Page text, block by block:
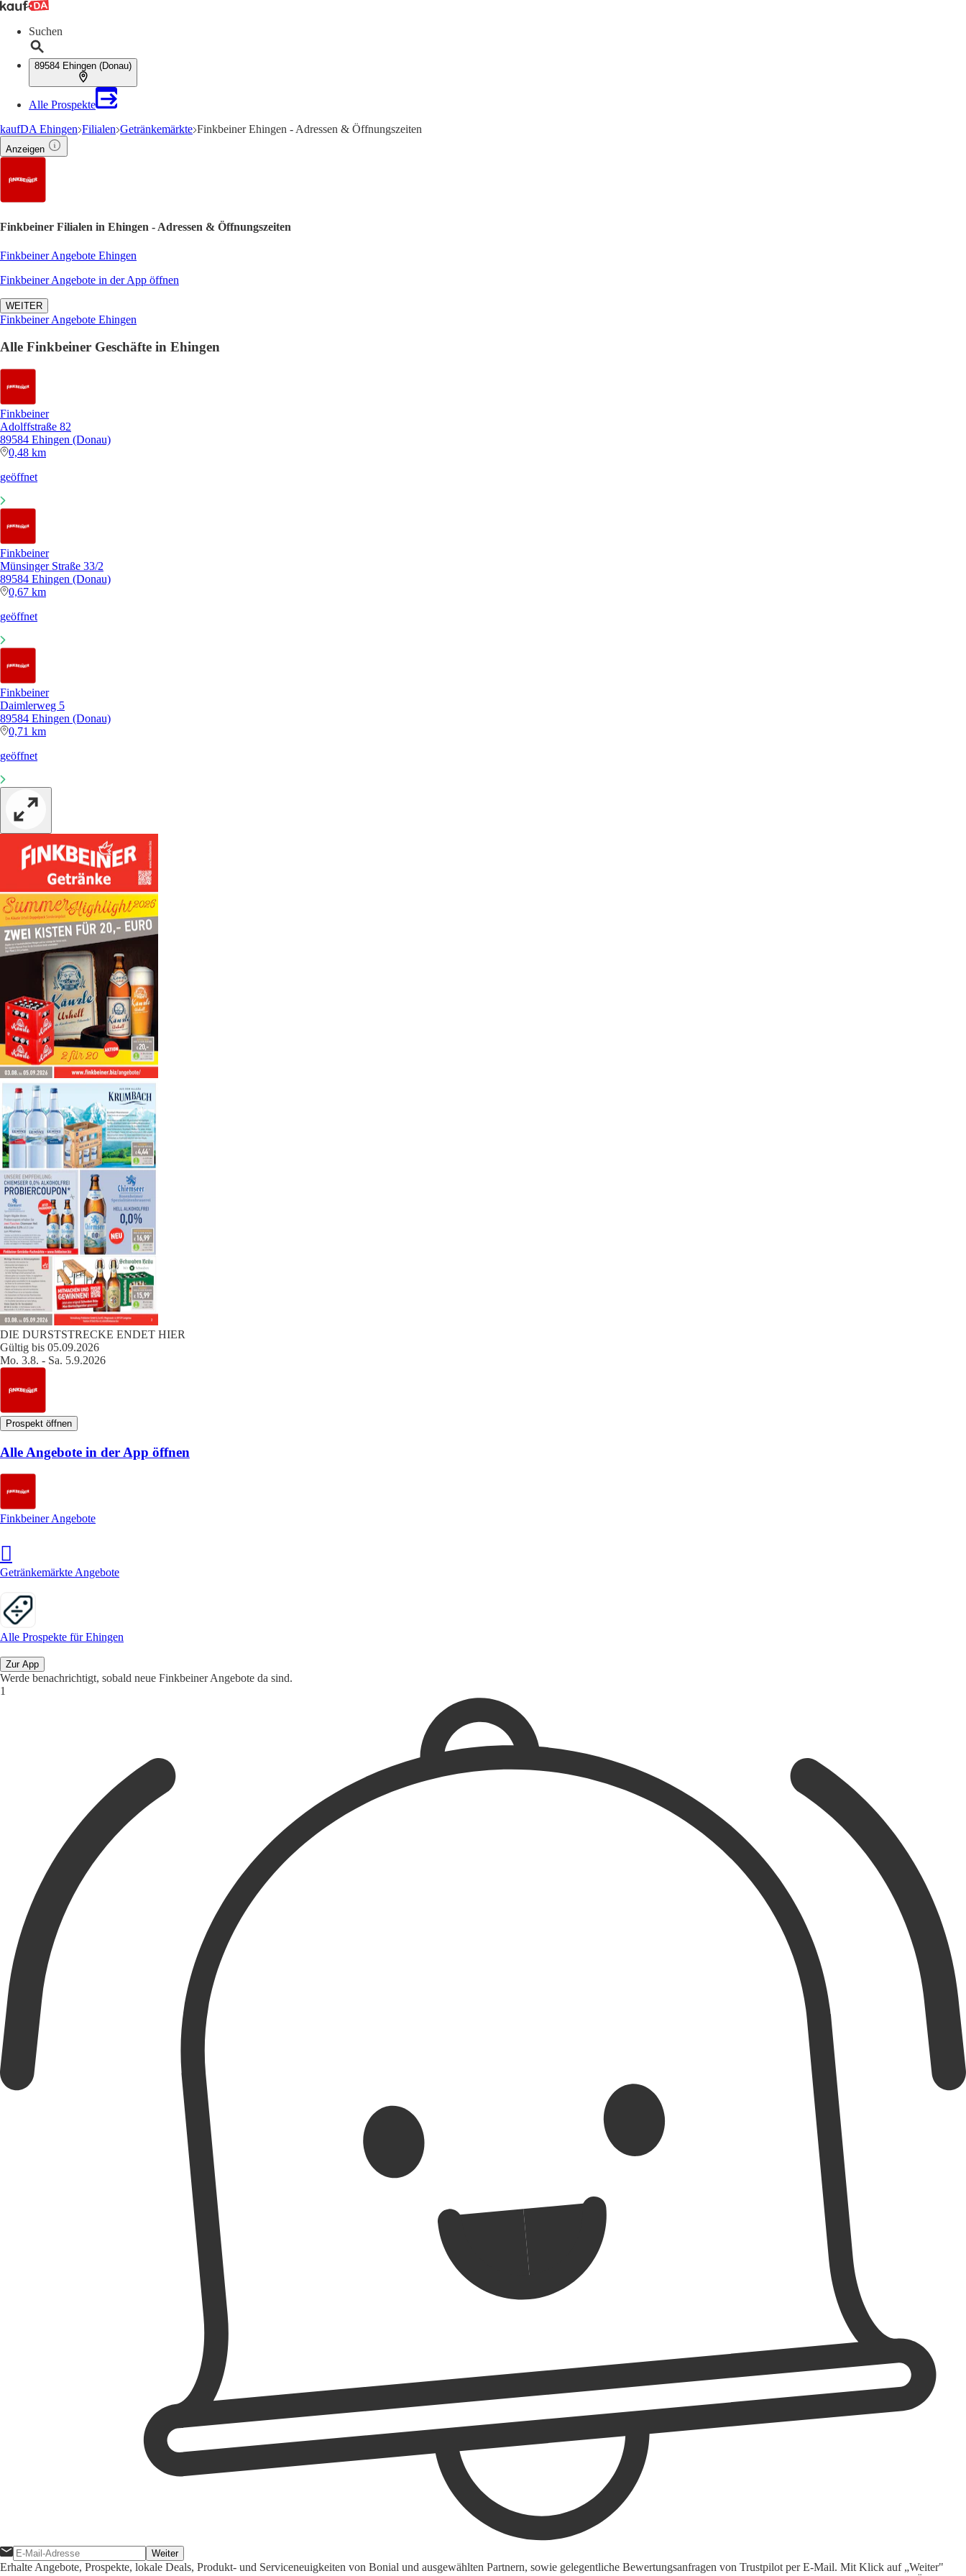
Suchen
89584 Ehingen (Donau)
Alle Prospekte
kaufDA Ehingen Filialen Getränkemärkte Finkbeiner Ehingen - Adressen & Öffnungszeiten
Anzeigen
Finkbeiner Filialen in Ehingen - Adressen & Öffnungszeiten
Finkbeiner Angebote Ehingen
Finkbeiner Angebote in der App öffnen
WEITER
Finkbeiner Angebote Ehingen
Alle Finkbeiner Geschäfte in Ehingen
Finkbeiner
Adolffstraße 82
89584 Ehingen (Donau)
0,48 km
geöffnet
Finkbeiner
Münsinger Straße 33/2
89584 Ehingen (Donau)
0,67 km
geöffnet
Finkbeiner
Daimlerweg 5
89584 Ehingen (Donau)
0,71 km
geöffnet
DIE DURSTSTRECKE ENDET HIER
Gültig bis 05.09.2026
Mo. 3.8. - Sa. 5.9.2026
Prospekt öffnen
Alle Angebote in der App öffnen
Finkbeiner Angebote
Getränkemärkte Angebote
Alle Prospekte für Ehingen
Zur App
Werde benachrichtigt, sobald neue Finkbeiner Angebote da sind.
Weiter
Erhalte Angebote, Prospekte, lokale Deals, Produkt- und Serviceneuigkeiten von Bonial und ausgewählten Partnern, sowie gelegentliche Bewertungsanfragen von Trustpilot per E-Mail. Mit Klick auf „Weiter"